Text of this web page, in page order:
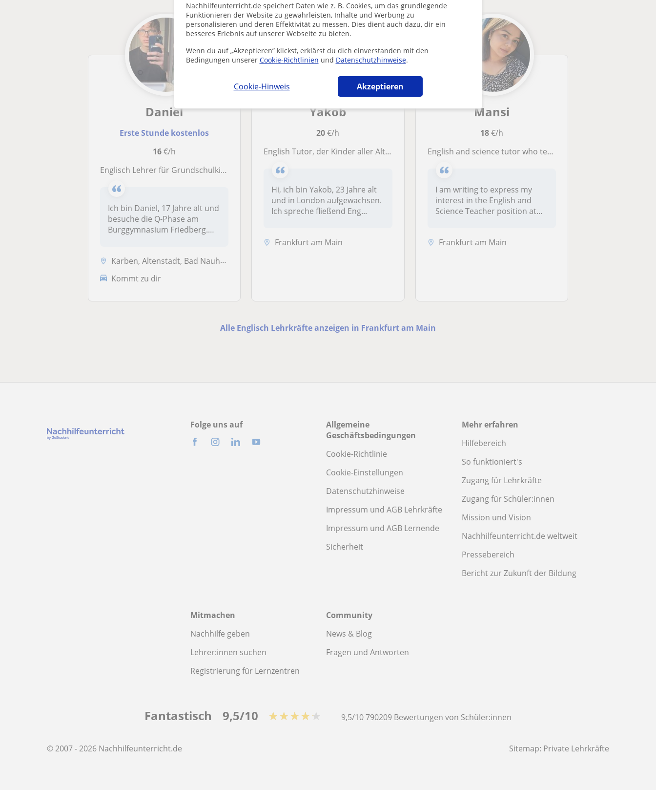
Nachhilfeunterricht.de speichert Daten wie z. B. Cookies, um das grundlegende
Funktionieren der Website zu gewährleisten, Inhalte und Werbung zu
personalisieren und deren Effektivität zu messen. Dies dient auch dazu, dir ein
besseres Erlebnis auf unserer Webseite zu bieten.
Wenn du auf „Akzeptieren” klickst, erklärst du dich einverstanden mit den
Bedingungen unserer Cookie-Richtlinien und Datenschutzhinweise.
Cookie-Hinweis Akzeptieren
Daniel
Erste Stunde kostenlos
16€/h
Englisch Lehrer für Grundschulkinder, da ich selbst zurzeit Abiturient bin
Ich bin Daniel, 17 Jahre alt und
besuche die Q-Phase am
Burggymnasium Friedberg.
Karben, Altenstadt, Bad Nauheim, Bad Vilbel, Frankfurt am Main, Friedb...
Kommt zu dir
Yakob
20€/h
English Tutor, der Kinder aller Altersgruppen Unterrichten kann.
Hi, ich bin Yakob, 23 Jahre alt
und in London aufgewachsen.
Ich spreche fließend Eng...
Frankfurt am Main
Mansi
18€/h
English and science tutor who teach student till middle school
I am writing to express my
interest in the English and
Science Teacher position at...
Frankfurt am Main
Alle Englisch Lehrkräfte anzeigen in Frankfurt am Main
Folge uns auf
Allgemeine
Geschäftsbedingungen
Cookie-Richtlinie
Cookie-Einstellungen
Datenschutzhinweise
Impressum und AGB Lehrkräfte
Impressum und AGB Lernende
Sicherheit
Mehr erfahren
Hilfebereich
So funktioniert's
Zugang für Lehrkräfte
Zugang für Schüler:innen
Mission und Vision
Nachhilfeunterricht.de weltweit
Pressebereich
Bericht zur Zukunft der Bildung
Mitmachen
Nachhilfe geben
Lehrer:innen suchen
Registrierung für Lernzentren
Community
News & Blog
Fragen und Antworten
Fantastisch 9,5/10 ★★★★★ 9,5/10790209 Bewertungen von Schüler:innen
© 2007 - 2026 Nachhilfeunterricht.de Sitemap: Private Lehrkräfte